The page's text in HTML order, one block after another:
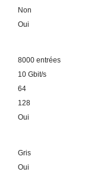
Non
Oui
8000 entrées
10 Gbit/s
64
128
Oui
Gris
Oui